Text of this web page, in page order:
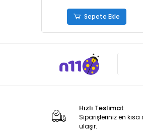
Sepete Ekle
Hızlı Teslimat
Siparişleriniz en kısa
ulaşır.